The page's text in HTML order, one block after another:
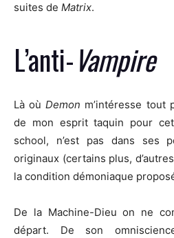
suites de Matrix.
L’anti-Vampire
Là oùDemon m’intéresse tout
de mon esprit taquin pour
school, n’est pas dans ses
originaux (certains plus,
la condition démoniaque
De la Machine-Dieu on ne
départ. De son